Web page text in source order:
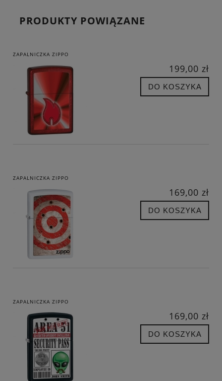
PRODUKTY POWIĄZANE
ZAPALNICZKA ZIPPO
199,00 zł
DO KOSZYKA
ZAPALNICZKA ZIPPO
169,00 zł
DO KOSZYKA
ZAPALNICZKA ZIPPO
169,00 zł
DO KOSZYKA